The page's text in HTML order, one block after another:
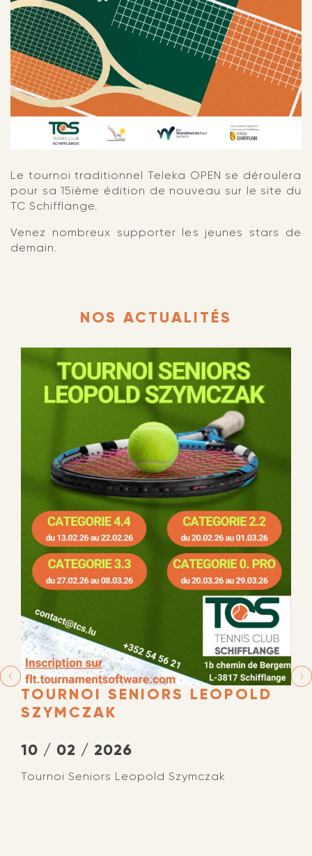
Le tournoi traditionnel Teleka OPEN se déroulera
pour sa 15ième édition de nouveau sur le site du
TC Schifflange.
Venez nombreux supporter les jeunes stars de
demain.
NOS ACTUALITÉS
TOURNOI SENIORS LEOPOLD
SZYMCZAK
10 / 02 / 2026
Tournoi Seniors Leopold Szymczak